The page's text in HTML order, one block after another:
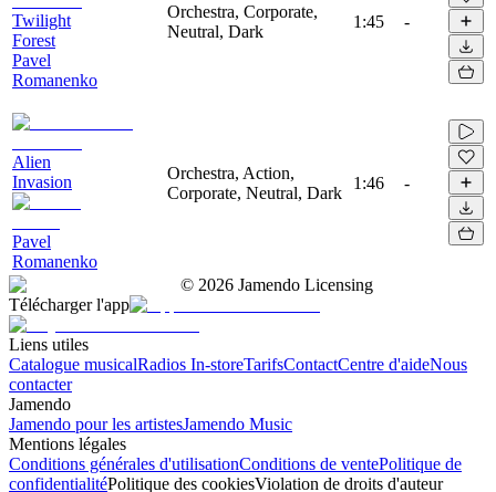
Twilight
Forest
Pavel
Romanenko
Orchestra, Corporate,
Neutral, Dark
1:45 -
Alien
Invasion
Pavel
Romanenko
Orchestra, Action,
Corporate, Neutral, Dark
1:46 -
© 2026 Jamendo Licensing
Télécharger l'app
Liens utiles
Catalogue musicalRadios In-storeTarifsContactCentre d'aideNous
contacter
Jamendo
Jamendo pour les artistesJamendo Music
Mentions légales
Conditions générales d'utilisationConditions de ventePolitique de
confidentialitéPolitique des cookiesViolation de droits d'auteur